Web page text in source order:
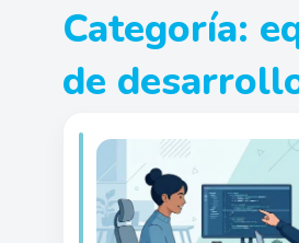
Categoría:
de